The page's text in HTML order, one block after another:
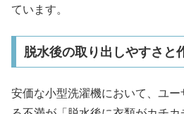
ています。
脱水後の取り出しやすさと
安価な小型洗濯機において、ユ